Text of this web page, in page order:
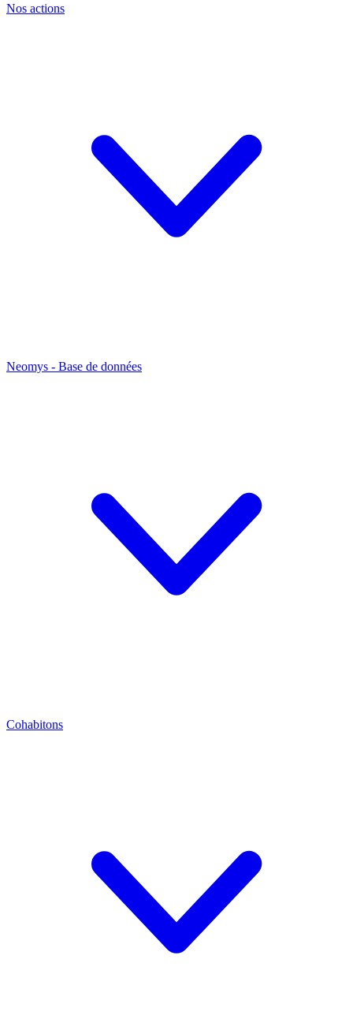
Nos actions
Neomys - Base de données
Cohabitons